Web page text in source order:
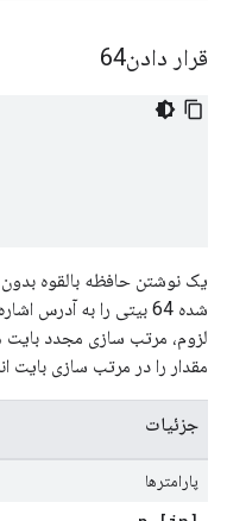
قرار دادن64
یک نوشتن حافظه بالقوه
شده 64 بیتی را به
لزوم، مرتب سازی مجدد بایت
مقدار را در مرتب سازی بایت
جزئیات
پارامترها